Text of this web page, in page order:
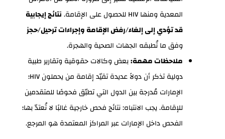
المعدية ومنها HIV للحصول على الإقامة.
نتائج إيجابية
قد تؤدي إلى إلغاء/رفض الإقامة وإجراءات ترحيل/حجز
وفق ما تُطبقه الجهات الصحية والهجرة.
ملاحظات مهمة:بعض وكالات حقوقية وتقارير طبية
دولية تذكر أن دولاً عديدة تقيّد إقامة من يحملون HIV؛
الإمارات مُدرجة بين الدول التي تطبّق فحوصًا للمتقدمين
للإقامة. يجب الانتباه: نتائج فحص خارجية غالبًا لا تُعتدّ بها؛
الفحص داخل الإمارات عبر المراكز المعتمدة هو المرجع.